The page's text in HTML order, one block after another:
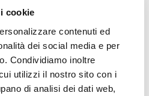
cookie
contenuti ed
dei social media e per
Condividiamo inoltre
utilizzi il nostro sito con i
di analisi dei dati web,